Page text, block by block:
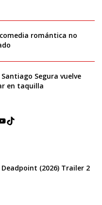
comedia romántica no
Segura vuelve
en taquilla
TikTok
Deadpoint (2026) Trailer 2